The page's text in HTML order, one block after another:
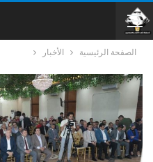
الصفحة الرئيسية الأخبار